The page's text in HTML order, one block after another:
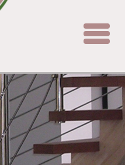
Toggle